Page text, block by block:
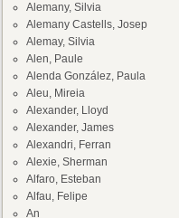
Alemany, Silvia
Alemany Castells, Josep
Alemay, Silvia
Alen, Paule
Alenda González, Paula
Aleu, Mireia
Alexander, Lloyd
Alexander, James
Alexandri, Ferran
Alexie, Sherman
Alfaro, Esteban
Alfau, Felipe
An